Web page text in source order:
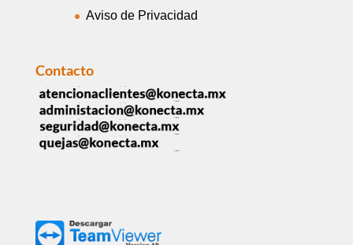
Aviso de Privacidad
Contacto